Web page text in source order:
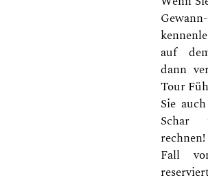
auf
dann
Tour
Sie
Schar
Fall